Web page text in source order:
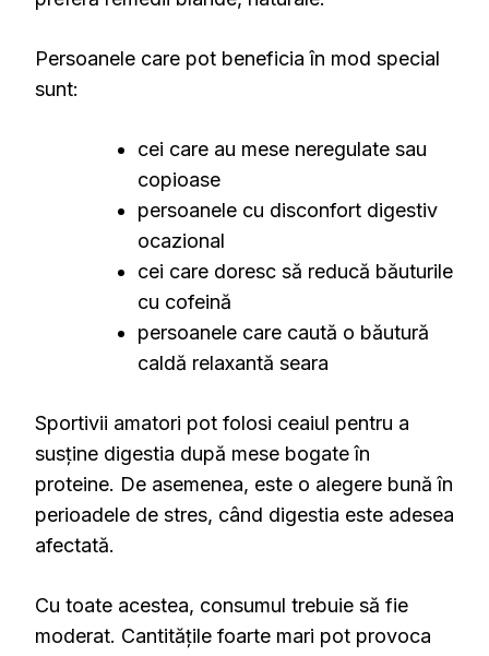
Persoanele care pot beneficia în mod special
sunt:
cei care au mese neregulate sau
copioase
persoanele cu disconfort digestiv
ocazional
cei care doresc să reducă băuturile
cu cofeină
persoanele care caută o băutură
caldă relaxantă seara
Sportivii amatori pot folosi ceaiul pentru a
susține digestia după mese bogate în
proteine. De asemenea, este o alegere bună în
perioadele de stres, când digestia este adesea
afectată.
Cu toate acestea, consumul trebuie să fie
moderat. Cantitățile foarte mari pot provoca